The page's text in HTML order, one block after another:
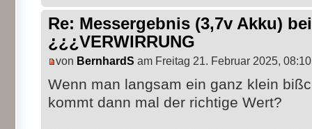
Re: Messergebnis (3,7v Akku)
¿¿¿VERWIRRUNG
von BernhardS am Freitag 21. Februar 2025, 08:10
Wenn man langsam ein ganz klein
kommt dann mal der richtige Wert?